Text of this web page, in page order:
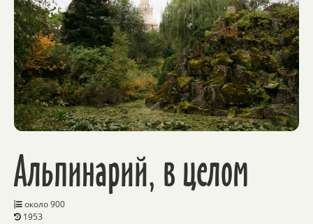
Альпинарий, в целом
около 900
1953